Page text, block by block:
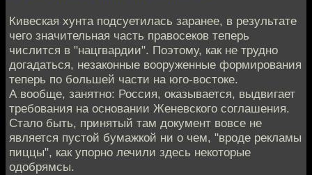
Кивеская хунта подсуетилась заранее, в результате
чего значительная часть правосеков теперь
числится в "нацгвардии". Поэтому, как не трудно
догадаться, незаконные вооруженные формирования
теперь по большей части на юго-востоке.
А вообще, занятно: Россия, оказывается, выдвигает
требования на основании Женевского соглашения.
Стало быть, принятый там документ вовсе не
является пустой бумажкой ни о чем, "вроде рекламы
пиццы", как упорно лечили здесь некоторые
одобрямсы.